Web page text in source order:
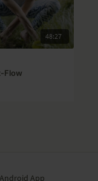
48:27
Flow
App